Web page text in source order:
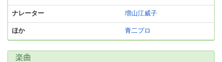
ナレーター 増山江威子
ほか 青二プロ
楽曲